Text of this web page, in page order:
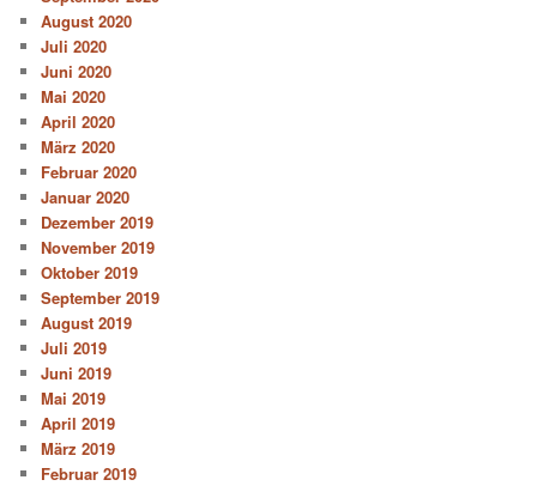
August 2020
Juli 2020
Juni 2020
Mai 2020
April 2020
März 2020
Februar 2020
Januar 2020
Dezember 2019
November 2019
Oktober 2019
September 2019
August 2019
Juli 2019
Juni 2019
Mai 2019
April 2019
März 2019
Februar 2019